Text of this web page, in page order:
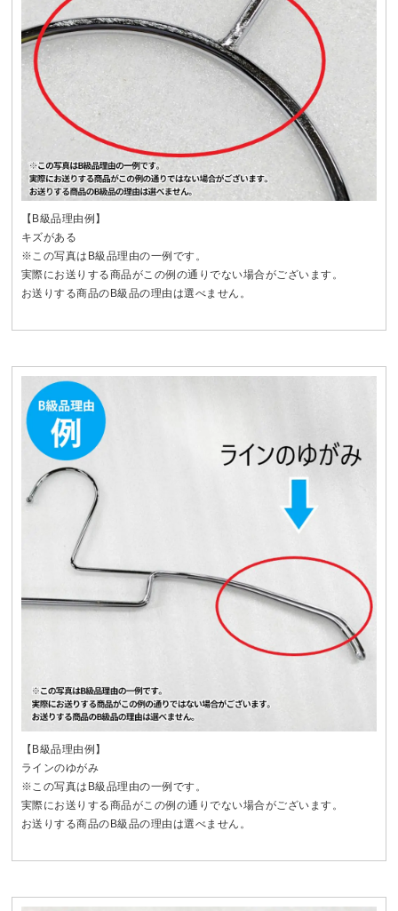
【B級品理由例】
キズがある
※この写真はB級品理由の一例です。
実際にお送りする商品がこの例の通りでない場合がございます。
お送りする商品のB級品の理由は選べません。
【B級品理由例】
ラインのゆがみ
※この写真はB級品理由の一例です。
実際にお送りする商品がこの例の通りでない場合がございます。
お送りする商品のB級品の理由は選べません。